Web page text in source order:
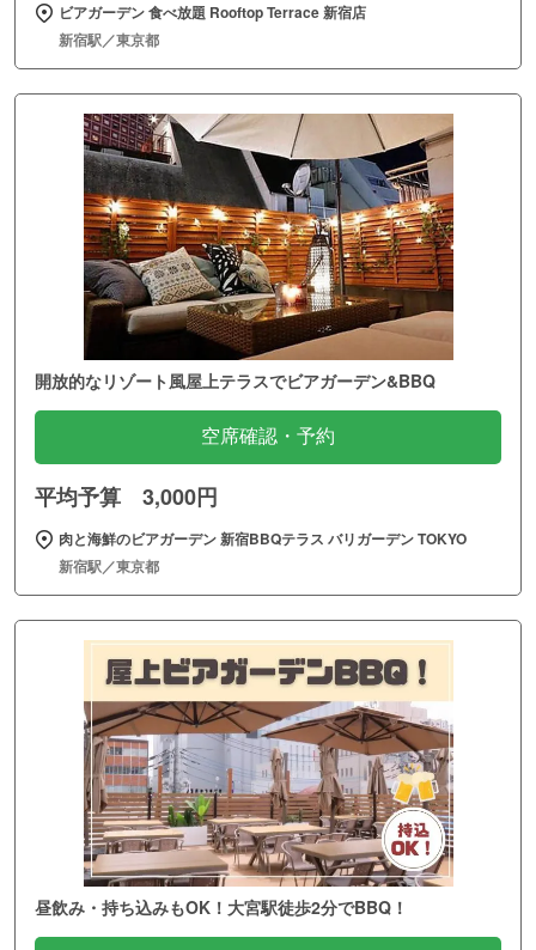
ビアガーデン 食べ放題 Rooftop Terrace 新宿店
新宿駅／東京都
開放的なリゾート風屋上テラスでビアガーデン&BBQ
空席確認・予約
平均予算 3,000円
肉と海鮮のビアガーデン 新宿BBQテラス バリガーデン TOKYO
新宿駅／東京都
昼飲み・持ち込みもOK！大宮駅徒歩2分でBBQ！